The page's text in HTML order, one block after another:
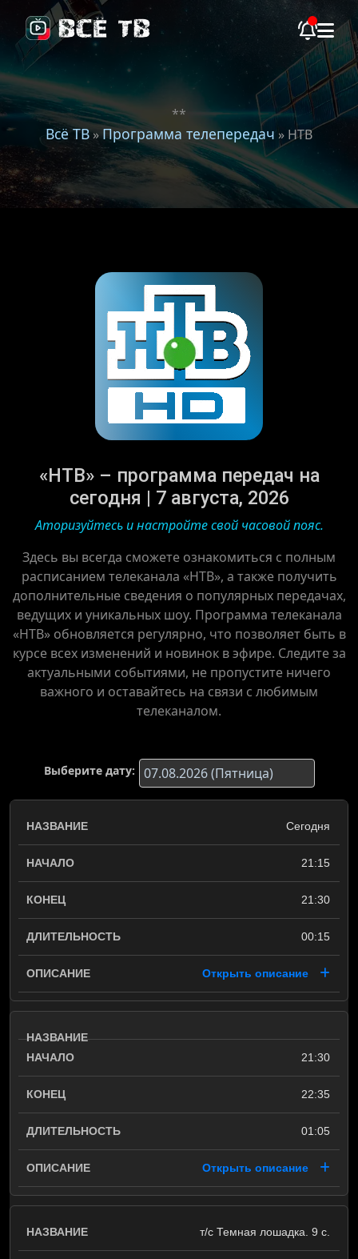
**
Всё ТВ»Программа телепередач » НТВ
«НТВ» – программа передач на
сегодня | 7 августа, 2026
Аторизуйтесь и настройте свой часовой пояс.
Здесь вы всегда сможете ознакомиться с полным
расписанием телеканала «НТВ», а также получить
дополнительные сведения о популярных передачах,
ведущих и уникальных шоу. Программа телеканала
«НТВ» обновляется регулярно, что позволяет быть в
курсе всех изменений и новинок в эфире. Следите за
актуальными событиями, не пропустите ничего
важного и оставайтесь на связи с любимым
телеканалом.
Выберите дату:
Сегодня
21:15
21:30
00:15
Открыть описание
21:30
22:35
01:05
Открыть описание
т/с Темная лошадка. 9 с.